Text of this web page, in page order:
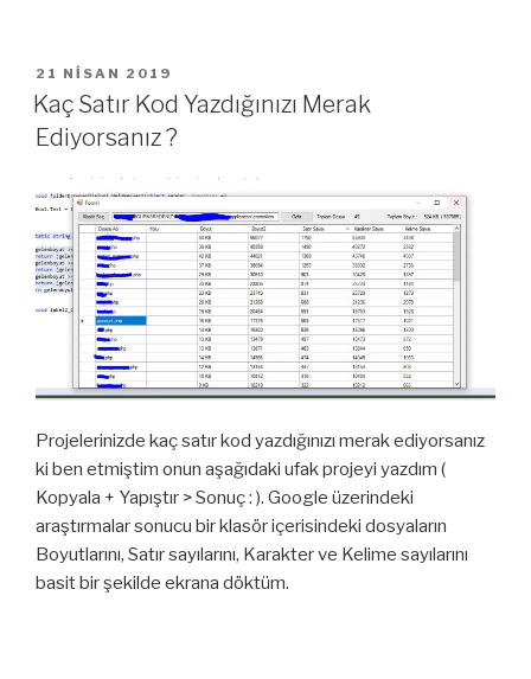
YAYIM
TARIHI
21 NISAN 2019
Kaç Satır Kod Yazdığınızı Merak
Ediyorsanız ?
Projelerinizde kaç satır kod yazdığınızı merak ediyorsanız
ki ben etmiştim onun aşağıdaki ufak projeyi yazdım (
Kopyala + Yapıştır > Sonuç : ). Google üzerindeki
araştırmalar sonucu bir klasör içerisindeki dosyaların
Boyutlarını, Satır sayılarını, Karakter ve Kelime sayılarını
basit bir şekilde ekrana döktüm.